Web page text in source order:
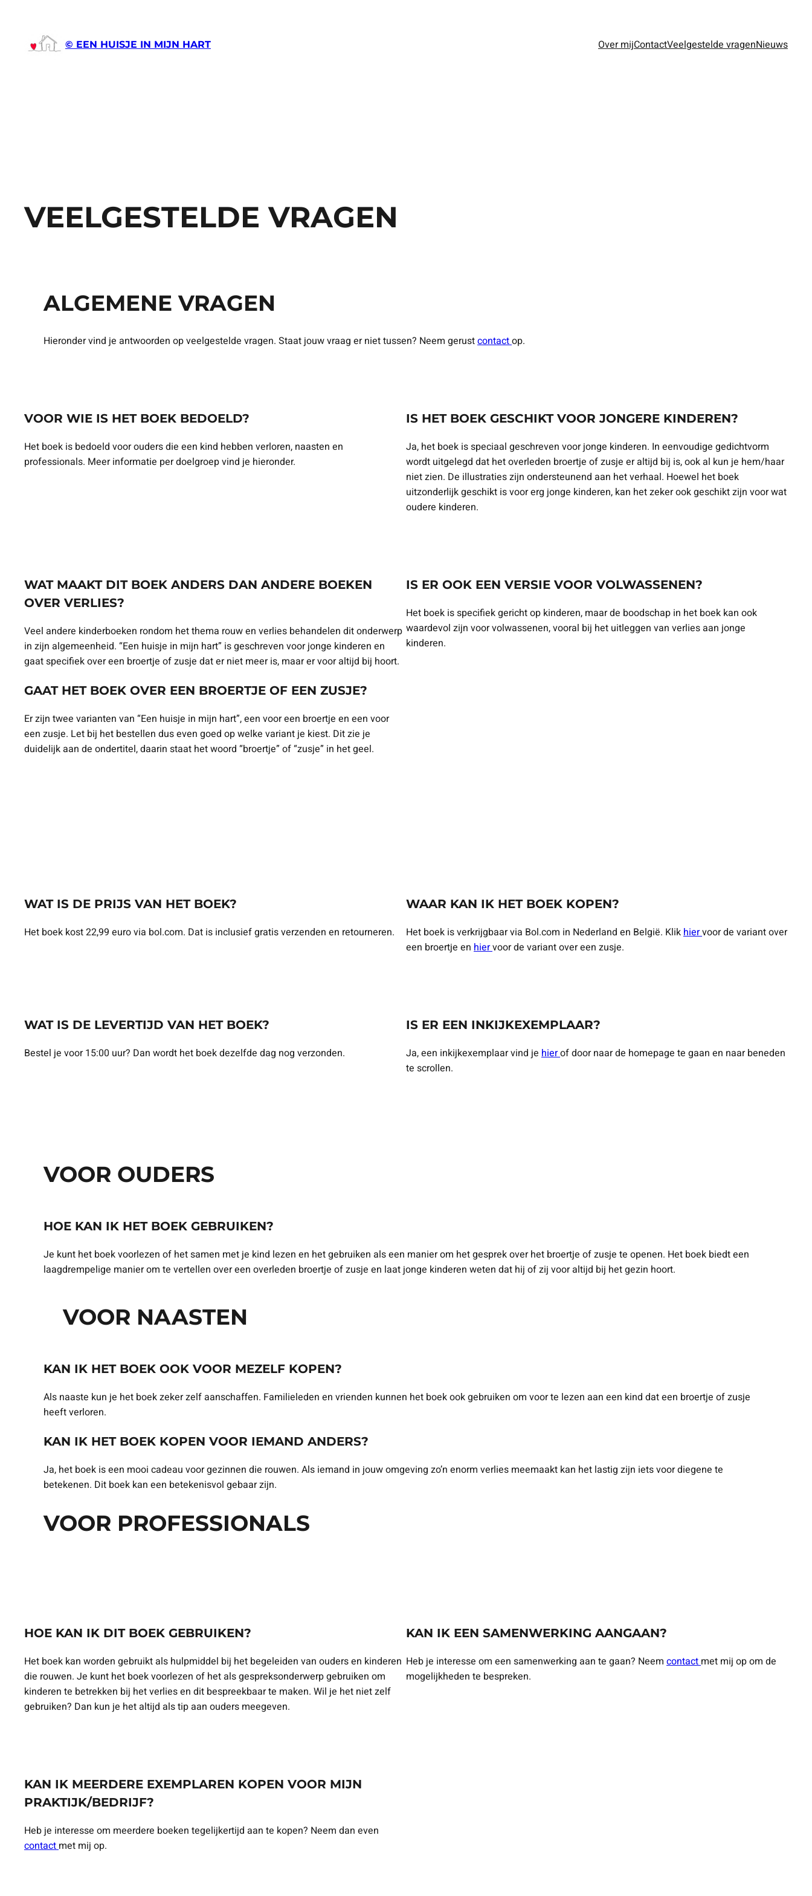
© EEN HUISJE IN MIJN HART Over mijContactVeelgestelde vragenNieuws
VEELGESTELDE VRAGEN
ALGEMENE VRAGEN
Hieronder vind je antwoorden op veelgestelde vragen. Staat jouw vraag er niet tussen? Neem gerustcontactop.
VOOR WIE IS HET BOEK BEDOELD?
Het boek is bedoeld voor ouders die een kind hebben verloren, naasten en
professionals. Meer informatie per doelgroep vind je hieronder.
IS HET BOEK GESCHIKT VOOR JONGERE KINDEREN?
Ja, het boek is speciaal geschreven voor jonge kinderen. In eenvoudige gedichtvorm
wordt uitgelegd dat het overleden broertje of zusje er altijd bij is, ook al kun je hem/haar
niet zien. De illustraties zijn ondersteunend aan het verhaal. Hoewel het boek
uitzonderlijk geschikt is voor erg jonge kinderen, kan het zeker ook geschikt zijn voor wat
oudere kinderen.
WAT MAAKT DIT BOEK ANDERS DAN ANDERE BOEKEN
OVER VERLIES?
Veel andere kinderboeken rondom het thema rouw en verlies behandelen dit onderwerp
in zijn algemeenheid. “Een huisje in mijn hart” is geschreven voor jonge kinderen en
gaat specifiek over een broertje of zusje dat er niet meer is, maar er voor altijd bij hoort.
GAAT HET BOEK OVER EEN BROERTJE OF EEN ZUSJE?
Er zijn twee varianten van “Een huisje in mijn hart”, een voor een broertje en een voor
een zusje. Let bij het bestellen dus even goed op welke variant je kiest. Dit zie je
duidelijk aan de ondertitel, daarin staat het woord “broertje” of “zusje” in het geel.
IS ER OOK EEN VERSIE VOOR VOLWASSENEN?
Het boek is specifiek gericht op kinderen, maar de boodschap in het boek kan ook
waardevol zijn voor volwassenen, vooral bij het uitleggen van verlies aan jonge
kinderen.
WAT IS DE PRIJS VAN HET BOEK?
Het boek kost 22,99 euro via bol.com. Dat is inclusief gratis verzenden en retourneren.
WAAR KAN IK HET BOEK KOPEN?
Het boek is verkrijgbaar via Bol.com in Nederland en België. Klik hiervoor de variant over
een broertje en hiervoor de variant over een zusje.
WAT IS DE LEVERTIJD VAN HET BOEK?
Bestel je voor 15:00 uur? Dan wordt het boek dezelfde dag nog verzonden.
IS ER EEN INKIJKEXEMPLAAR?
Ja, een inkijkexemplaar vind je hierof door naar de homepage te gaan en naar beneden
te scrollen.
VOOR OUDERS
HOE KAN IK HET BOEK GEBRUIKEN?
Je kunt het boek voorlezen of het samen met je kind lezen en het gebruiken als een manier om het gesprek over het broertje of zusje te openen. Het boek biedt een
laagdrempelige manier om te vertellen over een overleden broertje of zusje en laat jonge kinderen weten dat hij of zij voor altijd bij het gezin hoort.
VOOR NAASTEN
KAN IK HET BOEK OOK VOOR MEZELF KOPEN?
Als naaste kun je het boek zeker zelf aanschaffen. Familieleden en vrienden kunnen het boek ook gebruiken om voor te lezen aan een kind dat een broertje of zusje
heeft verloren.
KAN IK HET BOEK KOPEN VOOR IEMAND ANDERS?
Ja, het boek is een mooi cadeau voor gezinnen die rouwen. Als iemand in jouw omgeving zo’n enorm verlies meemaakt kan het lastig zijn iets voor diegene te
betekenen. Dit boek kan een betekenisvol gebaar zijn.
VOOR PROFESSIONALS
HOE KAN IK DIT BOEK GEBRUIKEN?
Het boek kan worden gebruikt als hulpmiddel bij het begeleiden van ouders en kinderen
die rouwen. Je kunt het boek voorlezen of het als gespreksonderwerp gebruiken om
kinderen te betrekken bij het verlies en dit bespreekbaar te maken. Wil je het niet zelf
gebruiken? Dan kun je het altijd als tip aan ouders meegeven.
KAN IK EEN SAMENWERKING AANGAAN?
Heb je interesse om een samenwerking aan te gaan? Neem contactmet mij op om de
mogelijkheden te bespreken.
KAN IK MEERDERE EXEMPLAREN KOPEN VOOR MIJN
PRAKTIJK/BEDRIJF?
Heb je interesse om meerdere boeken tegelijkertijd aan te kopen? Neem dan even
contactmet mij op.